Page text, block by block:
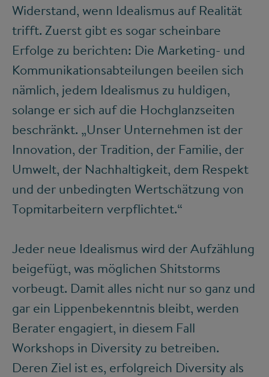
Widerstand, wenn Idealismus auf Realität
trifft. Zuerst gibt es sogar scheinbare
Erfolge zu berichten: Die Marketing- und
Kommunikationsabteilungen beeilen sich
nämlich, jedem Idealismus zu huldigen,
solange er sich auf die Hochglanzseiten
beschränkt. „Unser Unternehmen ist der
Innovation, der Tradition, der Familie, der
Umwelt, der Nachhaltigkeit, dem Respekt
und der unbedingten Wertschätzung von
Topmitarbeitern verpflichtet.“
Jeder neue Idealismus wird der Aufzählung
beigefügt, was möglichen Shitstorms
vorbeugt. Damit alles nicht nur so ganz und
gar ein Lippenbekenntnis bleibt, werden
Berater engagiert, in diesem Fall
Workshops in Diversity zu betreiben.
Deren Ziel ist es, erfolgreich Diversity als